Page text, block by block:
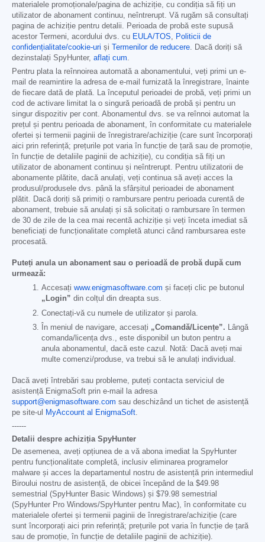
materialele promoționale/pagina de achiziție, cu condiția să fiți un
utilizator de abonament continuu, neîntrerupt. Vă rugăm să consultați
pagina de achiziție pentru detalii. Perioada de probă este supusă
acestor Termeni, acordului dvs. cu EULA/TOS, Politicii de
confidențialitate/cookie-uri și Termenilor de reducere. Dacă doriți să
dezinstalați SpyHunter, aflați cum.
Pentru plata la reînnoirea automată a abonamentului, veți primi un e-
mail de reamintire la adresa de e-mail furnizată la înregistrare, înainte
de fiecare dată de plată. La începutul perioadei de probă, veți primi un
cod de activare limitat la o singură perioadă de probă și pentru un
singur dispozitiv per cont. Abonamentul dvs. se va reînnoi automat la
prețul și pentru perioada de abonament, în conformitate cu materialele
ofertei și termenii paginii de înregistrare/achiziție (care sunt încorporați
aici prin referință; prețurile pot varia în funcție de țară sau de promoție,
în funcție de detaliile paginii de achiziție), cu condiția să fiți un
utilizator de abonament continuu și neîntrerupt. Pentru utilizatorii de
abonamente plătite, dacă anulați, veți continua să aveți acces la
produsul/produsele dvs. până la sfârșitul perioadei de abonament
plătit. Dacă doriți să primiți o rambursare pentru perioada curentă de
abonament, trebuie să anulați și să solicitați o rambursare în termen
de 30 de zile de la cea mai recentă achiziție și veți înceta imediat să
beneficiați de funcționalitate completă atunci când rambursarea este
procesată.
Puteți anula un abonament sau o perioadă de probă după cum
urmează:
Accesați www.enigmasoftware.com și faceți clic pe butonul
„Login” din colțul din dreapta sus.
Conectați-vă cu numele de utilizator și parola.
În meniul de navigare, accesați „Comandă/Licențe”. Lângă
comanda/licența dvs., este disponibil un buton pentru a
anula abonamentul, dacă este cazul. Notă: Dacă aveți mai
multe comenzi/produse, va trebui să le anulați individual.
Dacă aveți întrebări sau probleme, puteți contacta serviciul de
asistență EnigmaSoft prin e-mail la adresa
support@enigmasoftware.com sau deschizând un tichet de asistență
pe site-ul
MyAccount al EnigmaSoft.
------
Detalii despre achiziția SpyHunter
De asemenea, aveți opțiunea de a vă abona imediat la SpyHunter
pentru funcționalitate completă, inclusiv eliminarea programelor
malware și acces la departamentul nostru de asistență prin intermediul
Biroului nostru de asistență, de obicei începând de la $49.98
semestrial (SpyHunter Basic Windows) și $79.98 semestrial
(SpyHunter Pro Windows/SpyHunter pentru Mac), în conformitate cu
materialele ofertei și termenii paginii de înregistrare/achiziție (care
sunt încorporați aici prin referință; prețurile pot varia în funcție de țară
sau de promoție, în funcție de detaliile paginii de achiziție).